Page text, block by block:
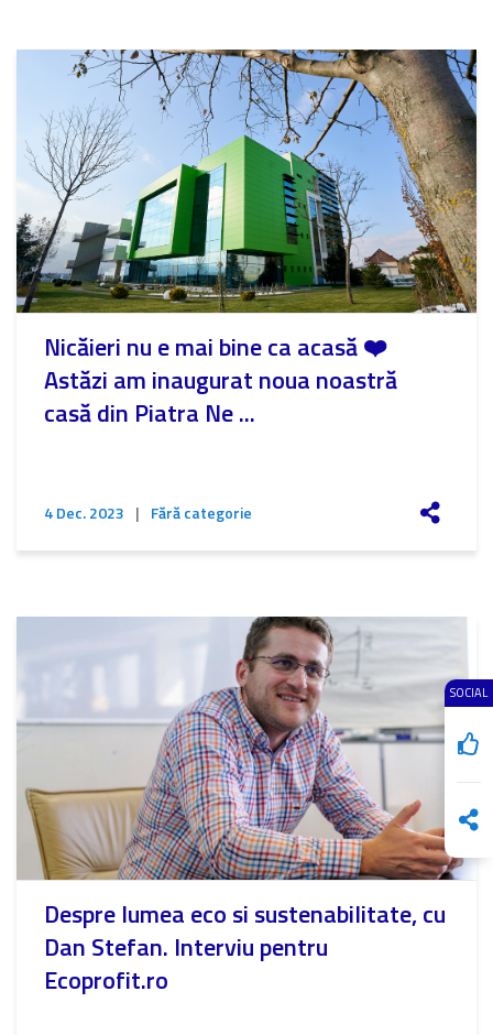
SOCIAL
Nicăieri nu e mai bine ca acasă ❤️
Astăzi am inaugurat noua noastră
casă din Piatra Ne ...
4 Dec. 2023 | Fără categorie
Despre lumea eco si sustenabilitate, cu
Dan Stefan. Interviu pentru
Ecoprofit.ro